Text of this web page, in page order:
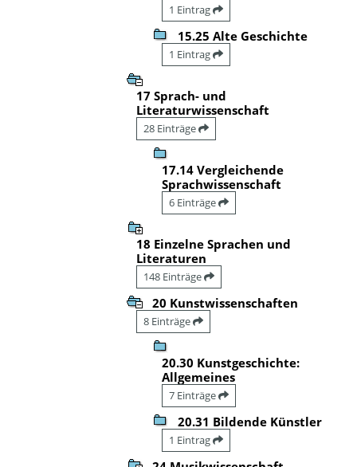
1 Eintrag
15.25 Alte Geschichte
1 Eintrag
17 Sprach- und
Literaturwissenschaft
28 Einträge
17.14 Vergleichende
Sprachwissenschaft
6 Einträge
18 Einzelne Sprachen und
Literaturen
148 Einträge
20 Kunstwissenschaften
8 Einträge
20.30 Kunstgeschichte:
Allgemeines
7 Einträge
20.31 Bildende Künstler
1 Eintrag